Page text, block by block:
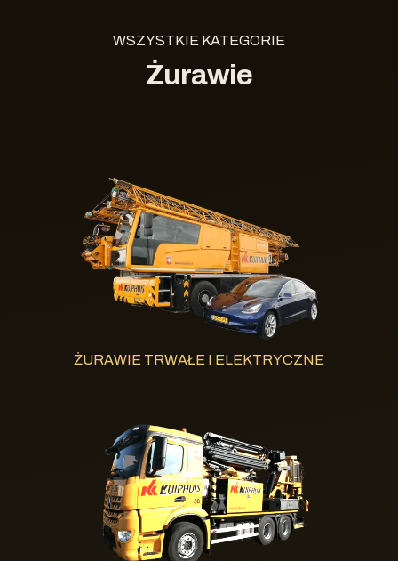
WSZYSTKIE KATEGORIE
Żurawie
ŻURAWIE TRWAŁE I ELEKTRYCZNE